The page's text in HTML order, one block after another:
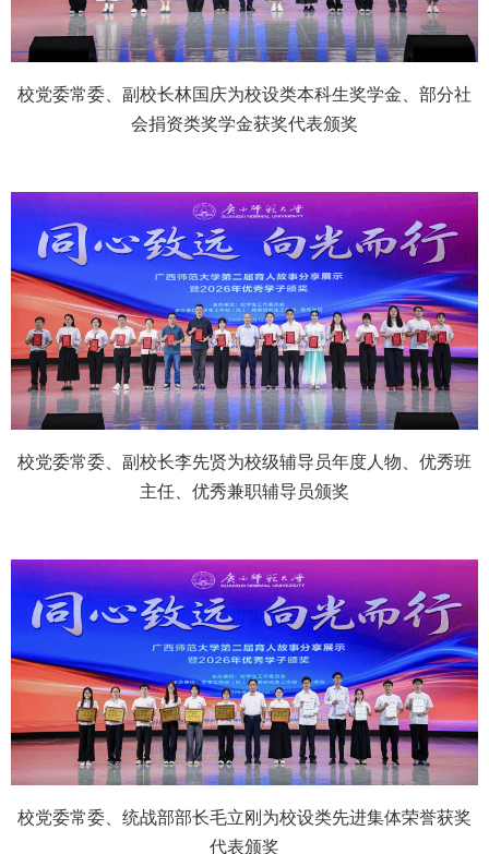
校党委常委、副校长林国庆为校设类本科生奖学金、部分社
会捐资类奖学金获奖代表颁奖
校党委常委、副校长李先贤为校级辅导员年度人物、优秀班
主任、优秀兼职辅导员颁奖
校党委常委、统战部部长毛立刚为校设类先进集体荣誉获奖
代表颁奖